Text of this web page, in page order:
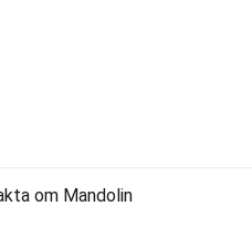
om Mandolin